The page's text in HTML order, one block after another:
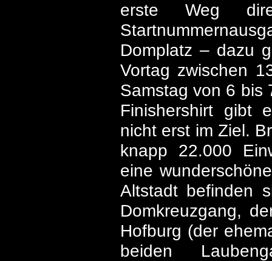
erste Weg
Domplatz – dazu
Vortag zwischen
Samstag von 6 bis
Finishershirt gibt
nicht erst im Ziel.
knapp 22.000
eine
Altstadt befinden
Domkreuzgang,
Hofburg (der
beiden